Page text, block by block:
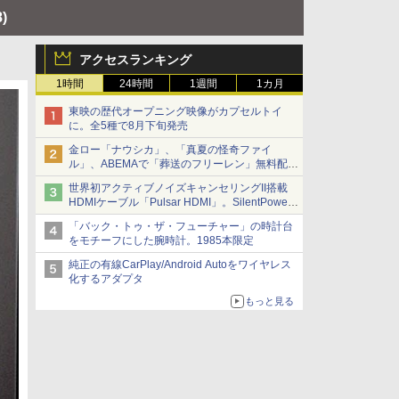
アクセスランキング
1時間 24時間 1週間 1カ月
東映の歴代オープニング映像がカプセルトイ
に。全5種で8月下旬発売
金ロー「ナウシカ」、「真夏の怪奇ファイ
ル」、ABEMAで「葬送のフリーレン」無料配信
など。夏の特番・配信情報
世界初アクティブノイズキャンセリングII搭載
HDMIケーブル「Pulsar HDMI」。SilentPower
から
「バック・トゥ・ザ・フューチャー」の時計台
をモチーフにした腕時計。1985本限定
純正の有線CarPlay/Android Autoをワイヤレス
化するアダプタ
もっと見る